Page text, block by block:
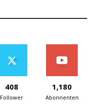
408
Follower
1,180
Abonnenten